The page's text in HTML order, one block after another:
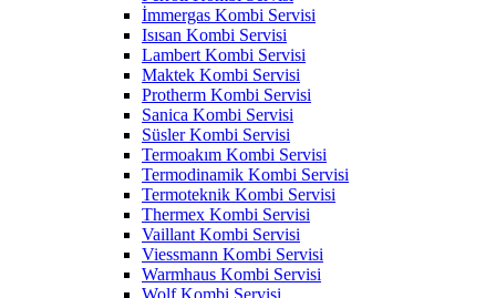
İmmergas Kombi Servisi
Isısan Kombi Servisi
Lambert Kombi Servisi
Maktek Kombi Servisi
Protherm Kombi Servisi
Sanica Kombi Servisi
Süsler Kombi Servisi
Termoakım Kombi Servisi
Termodinamik Kombi Servisi
Termoteknik Kombi Servisi
Thermex Kombi Servisi
Vaillant Kombi Servisi
Viessmann Kombi Servisi
Warmhaus Kombi Servisi
Wolf Kombi Servisi